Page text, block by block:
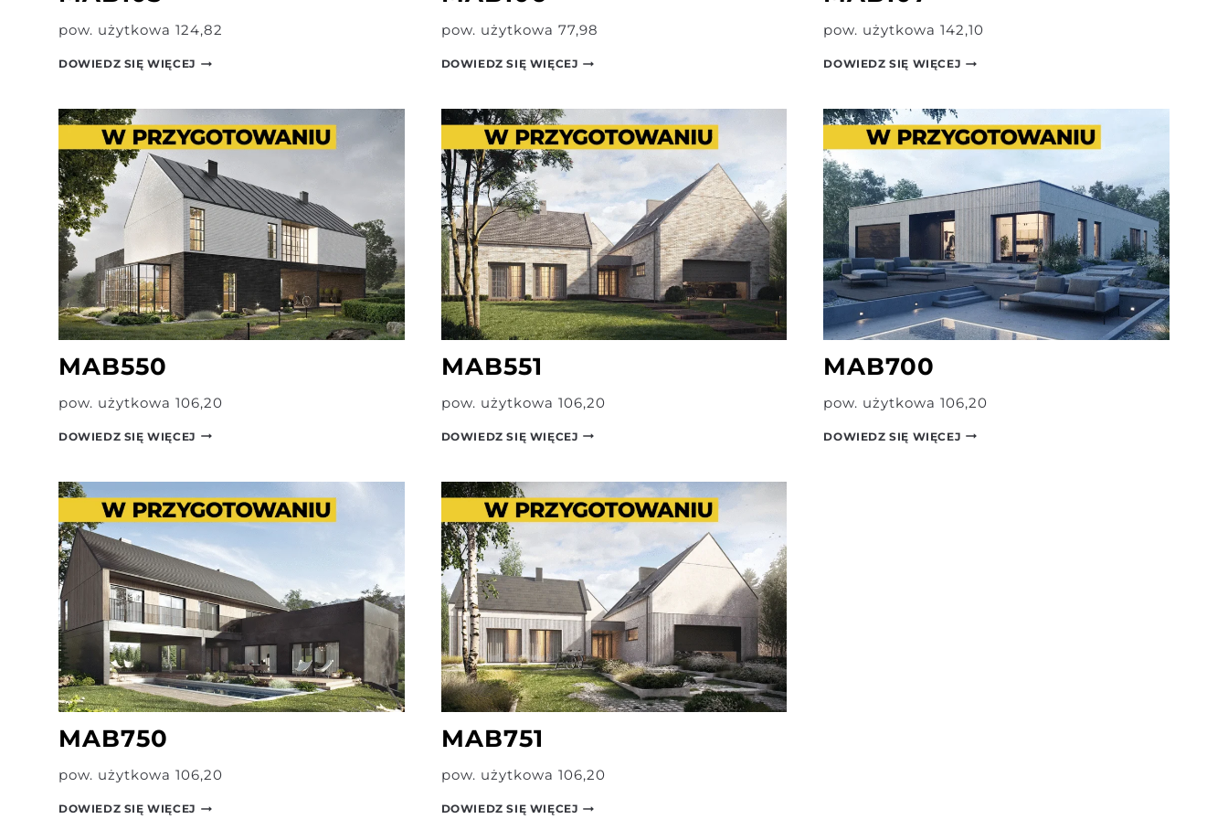
pow. użytkowa 124,82
DOWIEDZ SIĘ WIĘCEJMAB103
pow. użytkowa 77,98
DOWIEDZ SIĘ WIĘCEJMAB106
pow. użytkowa 142,10
DOWIEDZ SIĘ WIĘCEJMAB107
MAB550
pow. użytkowa 106,20
DOWIEDZ SIĘ WIĘCEJMAB550
MAB551
pow. użytkowa 106,20
DOWIEDZ SIĘ WIĘCEJMAB551
MAB700
pow. użytkowa 106,20
DOWIEDZ SIĘ WIĘCEJMAB700
MAB750
pow. użytkowa 106,20
DOWIEDZ SIĘ WIĘCEJMAB750
MAB751
pow. użytkowa 106,20
DOWIEDZ SIĘ WIĘCEJMAB751